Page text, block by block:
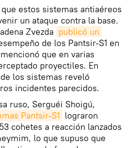
estos sistemas antiaéreos
un ataque contra la base.
Zvezda publicó un
de los Pantsir-S1 en
que en varias
proyectiles. En
los sistemas reveló
incidentes parecidos.
ruso, Serguéi Shoigú,
Pantsir-S1 lograron
cohetes a reacción lanzados
lo que supuso que